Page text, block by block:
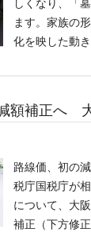
しくなり、「
ます。家族の
化を映した動
額補正へ
路線価、初の
税庁国税庁が
について、大
補正（下方修